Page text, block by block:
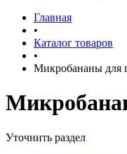
Главная
•
Каталог товаров
•
Микробананы для
Уточнить раздел